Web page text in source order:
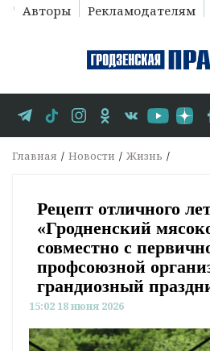
Авторы Рекламодателям
Главная Новости Жизнь
Рецепт отличного
«Гродненский
совместно с
профсоюзной
грандиозный
15:02 18 июня 2026